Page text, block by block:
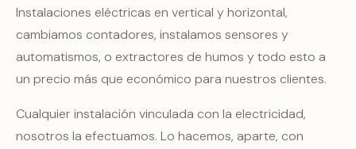
Instalaciones eléctricas en vertical y horizontal,
cambiamos contadores, instalamos sensores y
automatismos, o extractores de humos y todo esto a
un precio más que económico para nuestros clientes.
Cualquier instalación vinculada con la electricidad,
nosotros la efectuamos. Lo hacemos, aparte, con